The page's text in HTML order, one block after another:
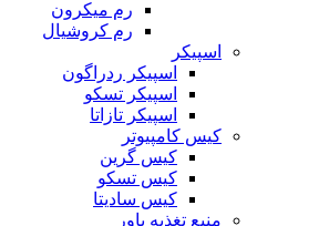
رم میکرون
رم کروشیال
اسپیکر
اسپیکر ردراگون
اسپیکر تسکو
اسپیکر تازاتا
کیس کامپیوتر
کیس گرین
کیس تسکو
کیس سادیتا
منبع تغذیه‌ پاور